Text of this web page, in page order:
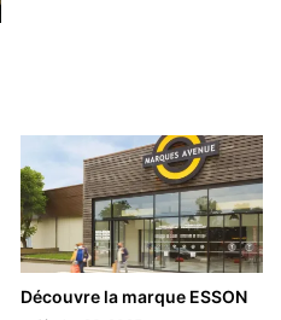
Découvre la marque ESSON